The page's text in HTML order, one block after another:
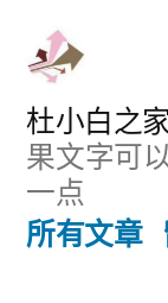
杜小白之
果文字可
一点
所有文章